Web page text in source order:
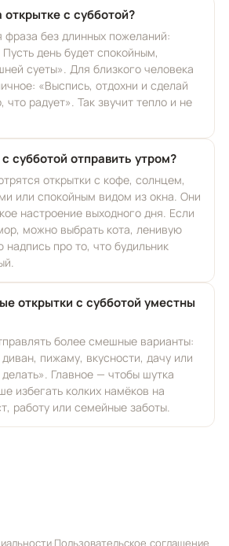
открытке с субботой?
фраза без длинных пожеланий:
день будет спокойным,
суеты». Для близкого человека
«Выспись, отдохни и сделай
что радует». Так звучит тепло и не
субботой отправить утром?
открытки с кофе, солнцем,
или спокойным видом из окна. Они
настроение выходного дня. Если
можно выбрать кота, ленивую
про то, что будильник
открытки с субботой уместны
более смешные варианты:
пижаму, вкусности, дачу или
Главное — чтобы шутка
избегать колких намёков на
работу или семейные заботы.
Пользовательское соглашение